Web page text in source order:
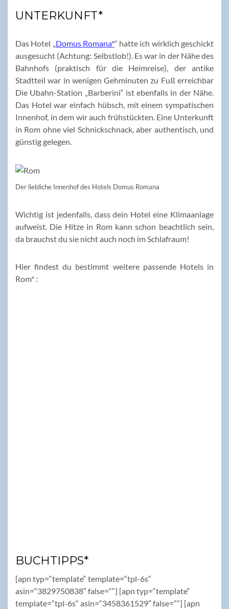
UNTERKUNFT*
Das Hotel „Domus Romana*“ hatte ich wirklich geschickt
ausgesucht (Achtung: Selbstlob!). Es war in der Nähe des
Bahnhofs (praktisch für die Heimreise), der antike
Stadtteil war in wenigen Gehminuten zu Fuß erreichbar
Die Ubahn-Station „Barberini“ ist ebenfalls in der Nähe.
Das Hotel war einfach hübsch, mit einem sympatischen
Innenhof, in dem wir auch frühstückten. Eine Unterkunft
in Rom ohne viel Schnickschnack, aber authentisch, und
günstig gelegen.
Der liebliche Innenhof des Hotels Domus Romana
Wichtig ist jedenfalls, dass dein Hotel eine Klimaanlage
aufweist. Die Hitze in Rom kann schon beachtlich sein,
da brauchst du sie nicht auch noch im Schlafraum!
Hier findest du bestimmt weitere passende Hotels in
Rom* :
BUCHTIPPS*
[apn typ=“template“ template=“tpl-6s“
asin=“3829750838″ false=““] [apn typ=“template“
template=“tpl-6s“ asin=“3458361529″ false=““] [apn